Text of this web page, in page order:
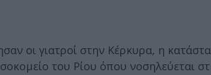
οι γιατροί στην Κέρκυρα, η
του Ρίου όπου νοσηλεύεται